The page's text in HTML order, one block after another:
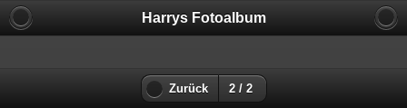
Harrys Fotoalbum
Zurück 2 / 2